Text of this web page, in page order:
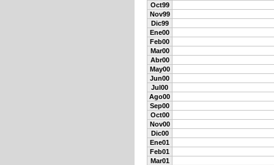
Oct99
Nov99
Dic99
Ene00
Feb00
Mar00
Abr00
May00
Jun00
Jul00
Ago00
Sep00
Oct00
Nov00
Dic00
Ene01
Feb01
Mar01